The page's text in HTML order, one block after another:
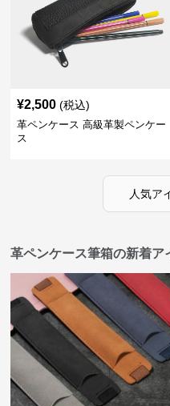
¥2,500 (税込)
革ペンケース 高級革製ペンケー
ス
人気ア
革ペンケース筆箱の新着ア